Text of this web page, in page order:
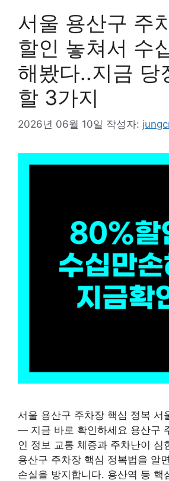
서울 용산구 주
할인 놓쳐서 수
해봤다..지금 당
할 3가지
2026년 06월 10일 작성자:
서울 용산구 주차장 핵심 정복 서
— 지금 바로 확인하세요 용산구
인 정보 교통 체증과 주차난이 심
용산구 주차장 핵심 정복법을 알
손실을 방지합니다. 용산역 등 핵